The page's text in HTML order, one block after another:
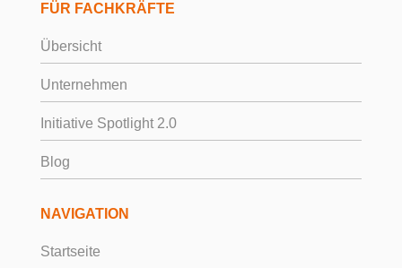
FÜR FACHKRÄFTE
Übersicht
Unternehmen
Initiative Spotlight 2.0
Blog
NAVIGATION
Startseite